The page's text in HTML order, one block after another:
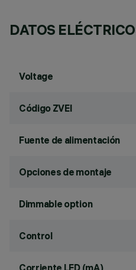
DATOS
Voltage
Código ZVEI
Fuente de alimentación
Opciones de montaje
Dimmable option
Control
Corriente LED (mA)